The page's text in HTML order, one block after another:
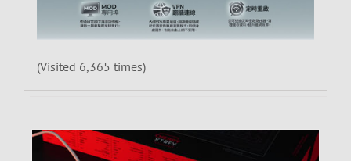
(Visited 6,365 times)